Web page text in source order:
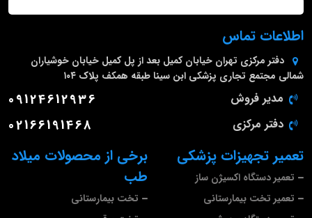
برخی از محصولات میلاد
طب
تخت بیمارستانی
تعمیر تجهیزات پزشکی
تعمیر دستگاه اکسیژن ساز
تعمیر تخت بیمارستانی
اطلاعات تماس
دفتر مرکزی تهران خیابان کمیل بعد از پل کمیل خیابان خوشیاران
شمالی مجتمع تجاری پزشکی ابن سینا طبقه همکف پلاک ۱۰۴
مدیر فروش 09124612936
دفتر مرکزی 02166191468